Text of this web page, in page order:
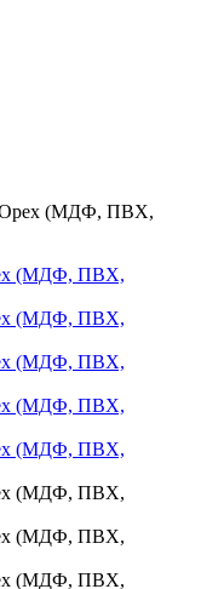
Орех (МДФ, ПВХ,